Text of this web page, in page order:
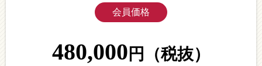
会員価格
480,000 円 （税抜）